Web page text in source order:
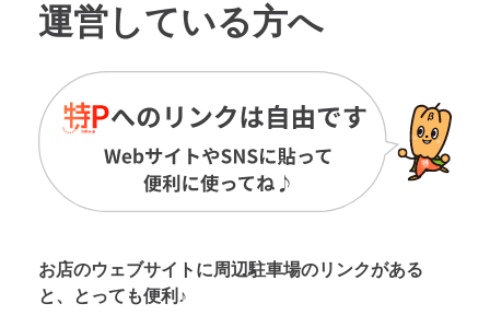
運営している方へ
お店のウェブサイトに周辺駐車場のリンクがある
と、とっても便利♪